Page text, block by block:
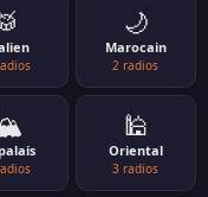
🌙
Marocain
2 radios
🕌
Oriental
3 radios